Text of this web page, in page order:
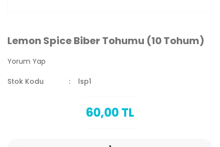
Lemon Spice Biber Tohumu (10 Tohum)
Yorum Yap
Stok Kodu lsp1
60,00 TL